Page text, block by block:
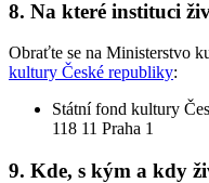
8. Na které instituci
Obraťte se na Ministerstvo
kultury České republiky:
Státní fond kultury
118 11 Praha 1
9. Kde, s kým a kdy